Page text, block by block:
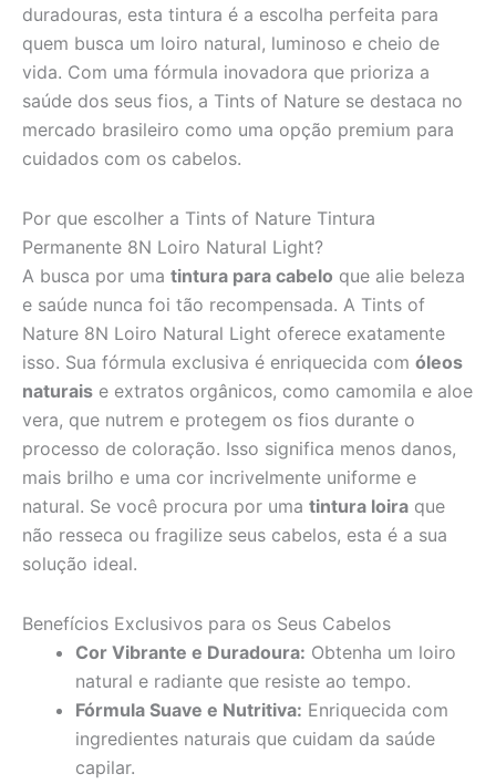
duradouras, esta tintura é a escolha perfeita para
quem busca um loiro natural, luminoso e cheio de
vida. Com uma fórmula inovadora que prioriza a
saúde dos seus fios, a Tints of Nature se destaca no
mercado brasileiro como uma opção premium para
cuidados com os cabelos.
Por que escolher a Tints of Nature Tintura
Permanente 8N Loiro Natural Light?
A busca por uma tintura para cabelo que alie beleza
e saúde nunca foi tão recompensada. A Tints of
Nature 8N Loiro Natural Light oferece exatamente
isso. Sua fórmula exclusiva é enriquecida com óleos
naturais e extratos orgânicos, como camomila e aloe
vera, que nutrem e protegem os fios durante o
processo de coloração. Isso significa menos danos,
mais brilho e uma cor incrivelmente uniforme e
natural. Se você procura por uma tintura loira que
não resseca ou fragilize seus cabelos, esta é a sua
solução ideal.
Benefícios Exclusivos para os Seus Cabelos
Cor Vibrante e Duradoura: Obtenha um loiro
natural e radiante que resiste ao tempo.
Fórmula Suave e Nutritiva: Enriquecida com
ingredientes naturais que cuidam da saúde
capilar.